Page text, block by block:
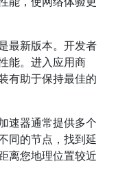
最新版本。开发者
能。进入应用商
有助于保持最佳的
速器通常提供多个
同的节点，找到延
离您地理位置较近